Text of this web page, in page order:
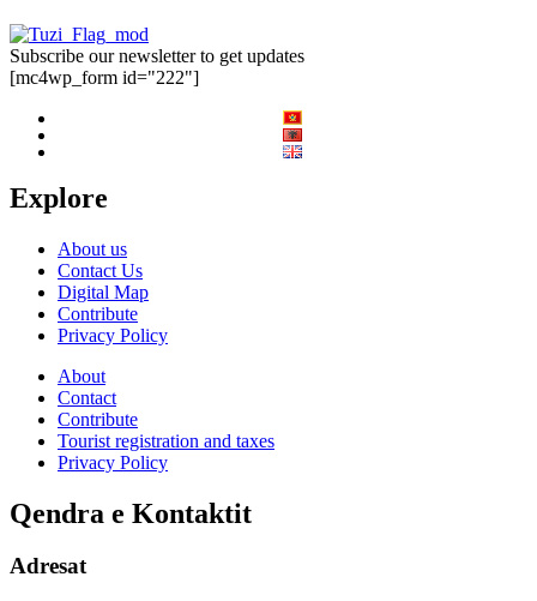
Subscribe our newsletter to get updates
[mc4wp_form id="222"]
Explore
About us
Contact Us
Digital Map
Contribute
Privacy Policy
About
Contact
Contribute
Tourist registration and taxes
Privacy Policy
Qendra e Kontaktit
Adresat